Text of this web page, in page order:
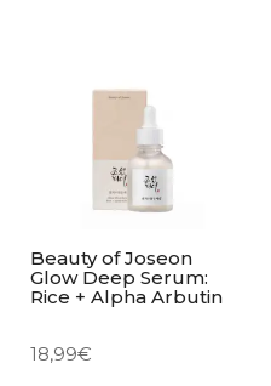
Beauty of Joseon
Glow Deep Serum:
Rice + Alpha Arbutin
18,99€